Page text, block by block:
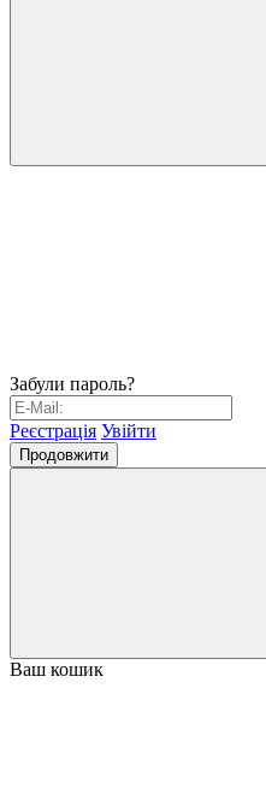
Забули пароль?
Реєстрація Увійти
Продовжити
Ваш кошик